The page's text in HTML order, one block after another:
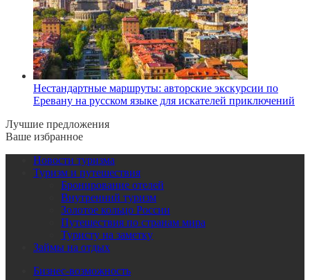
Нестандартные маршруты: авторские экскурсии по
Еревану на русском языке для искателей приключений
Лучшие предложения
Ваше избранное
Новости туризма
Туризм и путешествия
Бронирование отелей
Внутренний туризм
Золотое кольцо России
Путешествия по странам мира
Туристу на заметку
Займы на отдых
Бизнес-возможность